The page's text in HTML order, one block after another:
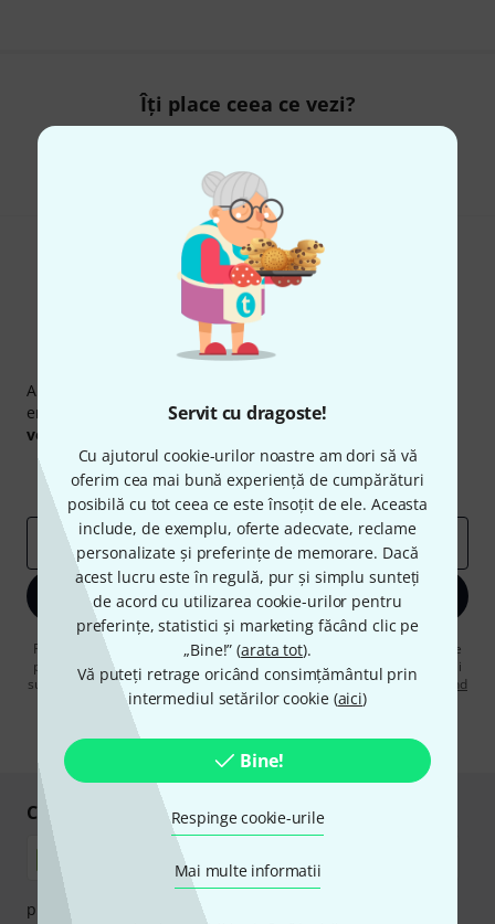
Servit cu dragoste!
Cu ajutorul cookie-urilor noastre am dori să vă
oferim cea mai bună experiență de cumpărături
posibilă cu tot ceea ce este însoțit de ele. Aceasta
include, de exemplu, oferte adecvate, reclame
personalizate și preferințe de memorare. Dacă
acest lucru este în regulă, pur și simplu sunteți
de acord cu utilizarea cookie-urilor pentru
preferințe, statistici și marketing făcând clic pe
„Bine!” (arata tot).
Vă puteți retrage oricând consimțământul prin
intermediul setărilor cookie (aici)
Bine!
Respinge cookie-urile
Mai multe informatii
Îți place ceea ce vezi?
Newsletter Thomann
Abonați-vă la buletinul informativ Thomann în limba
engleză și, cu puțin noroc, puteți câștiga unul dintre
voucherele
Contribuții inspiraționale
Oferte
Perspectivele Thomann
adresă de email*
Înscrie-te acum
Făcând clic pe „Înscrie-te acum”, sunteți de acord să primiți publicitate
prin e-mail. Vă puteți dezabona în orice moment. Puteți găsi informații
suplimentare despre buletinul informativ înregulamentul nostru privind
protecția datelor.
* Necesar
Cumpărați și plătiți în siguranță
plata se poate efectua în siguranță cu Ramburs, Transfer